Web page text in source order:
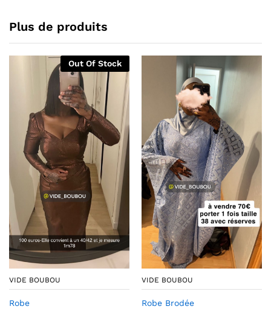
Plus de produits
Out Of Stock
VIDE BOUBOU
Robe
VIDE BOUBOU
Robe Brodée